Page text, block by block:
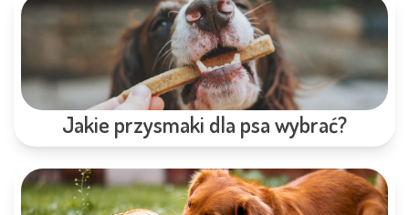
Jakie przysmaki dla psa wybrać?